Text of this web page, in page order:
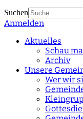
Suchen
Type 2 or more
Anmelden
Aktuelles
Schau
Archiv
Unsere
Wer wir